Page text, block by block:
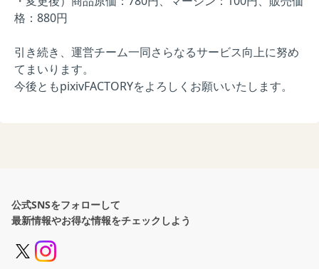
格：880円
引き続き、運営チーム一同さらなるサービス向上に努め
てまいります。
今後ともpixivFACTORYをよろしくお願いいたします。
公式SNSをフォローして
最新情報やお得な情報をチェックしよう